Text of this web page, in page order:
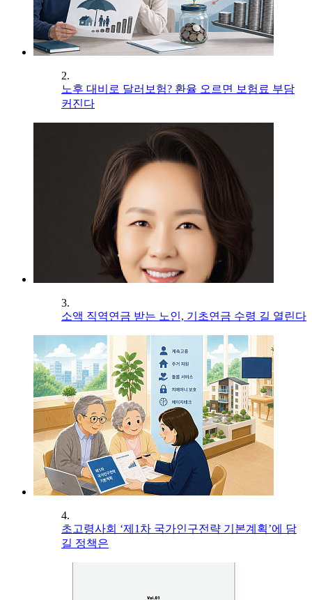
2.
노후 대비로 달러보험? 환율 오르면 보험료 부담
커진다
3.
소액 직역연금 받는 노인, 기초연금 수령 길 열린다
4.
초고령사회 ‘제1차 국가인구전략 기본계획’에 담
길 정책은